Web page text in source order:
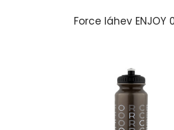
Force láhev ENJOY